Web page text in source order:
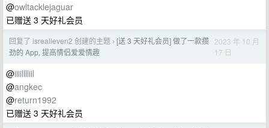
@owltacklejaguar
已赠送 3 天好礼会员
回复了 isrealleven2 创建的主题 › [送 3 天好礼会员] 做了一款攒
劲的 App, 提高情侣爱爱情趣
2023 年 10 月
17 日
@iiiilllliil
@angkec
@return1992
已赠送 3 天好礼会员